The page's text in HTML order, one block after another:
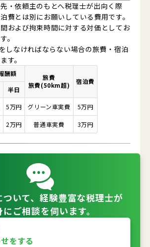
・依頼主のもとへ税理士が出向く際
費とは別にお願いしている費用です。
および拘束時間に対する対価としてお
。
しなければならない場合の旅費・宿泊
す。
酬額
旅費
旅費(50km超)
宿泊費
半日
5万円 グリーン車実費 5万円
2万円 普通車実費 3万円
いて、 経験豊富な税理士が
にご相談を伺います。
をする